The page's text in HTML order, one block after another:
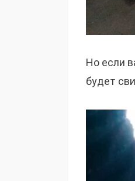
Но если
будет